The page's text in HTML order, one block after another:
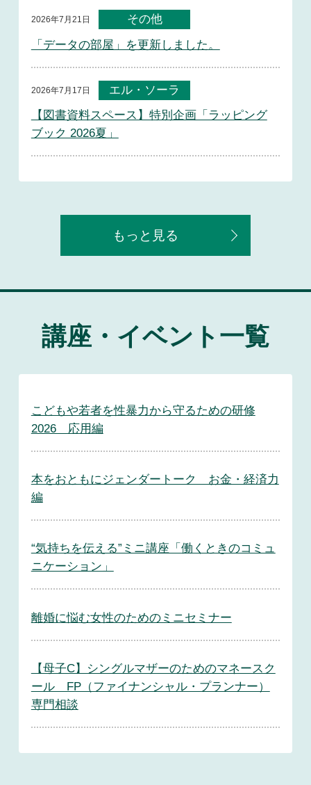
2026年7月21日
その他
「データの部屋」を更新しました。
2026年7月17日
エル・ソーラ
【図書資料スペース】特別企画「ラッピング
ブック 2026夏」
もっと見る
講座・イベント一覧
こどもや若者を性暴力から守るための研修
2026 応用編
本をおともにジェンダートーク お金・経済力
編
“気持ちを伝える”ミニ講座「働くときのコミュ
ニケーション」
離婚に悩む女性のためのミニセミナー
【母子C】シングルマザーのためのマネースク
ール FP（ファイナンシャル・プランナー）
専門相談